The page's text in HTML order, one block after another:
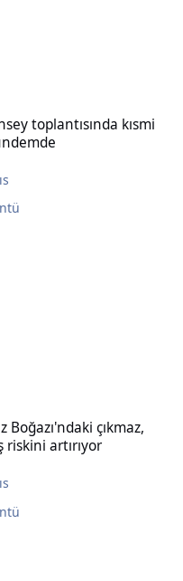
toplantısında kısmi
çıkmaz,
artırıyor